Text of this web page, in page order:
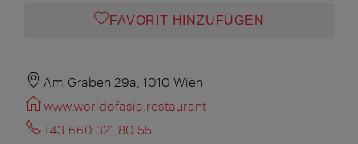
FAVORIT HINZUFÜGEN
Am Graben 29a, 1010 Wien
www.worldofasia.restaurant
+43 660 321 80 55